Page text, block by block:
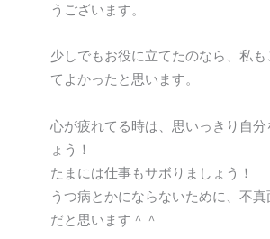
うございます。
少しでもお役に立てたのなら、私
てよかったと思います。
心が疲れてる時は、思いっきり自分
ょう！
たまには仕事もサボりましょう！
うつ病とかにならないために、不
だと思います＾＾